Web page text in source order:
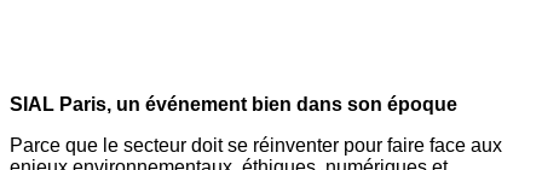
SIAL Paris, un événement bien dans son époque
Parce que le secteur doit se réinventer pour faire face aux